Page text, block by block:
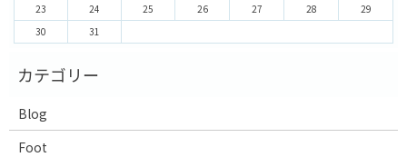
23
24 25 26 27 28
29
30
31
Blog
Foot